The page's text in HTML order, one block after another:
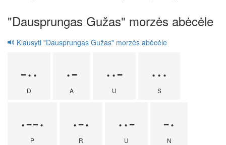
"Dausprungas Gužas" morzės abėcėle
Klausyti "Dausprungas Gužas" morzės abėcėle
-··
D
·-
A
··-
U
···
S
·--·
P
·-·
R
··-
U
-·
N